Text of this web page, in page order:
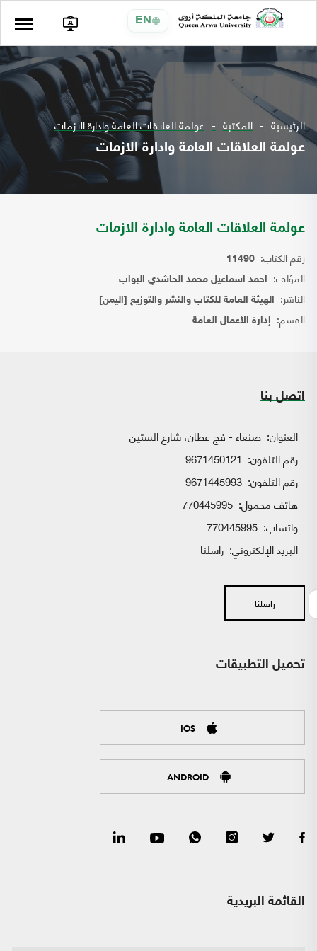
EN
الرئيسية المكتبة عولمة العلاقات العامة وادارة الازمات
عولمة العلاقات العامة وادارة الازمات
عولمة العلاقات العامة وادارة الازمات
رقم الكتاب: 11490
المؤلف: احمد اسماعيل محمد الحاشدي البواب
الناشر: الهيئة العامة للكتاب والنشر والتوزيع [اليمن]
القسم: إدارة الأعمال العامة
اتصل بنا
العنوان: صنعاء - فج عطان، شارع الستين
رقم التلفون: 9671450121
رقم التلفون: 9671445993
هاتف محمول: 770445995
واتساب:
البريد الإلكتروني: راسلنا
راسلنا
تحميل التطبيقات
IOS
ANDROID
القائمة البريدية